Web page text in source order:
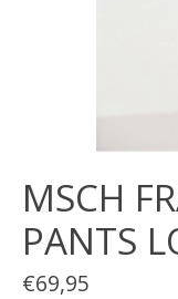
MSCH
PANTS
€69,95